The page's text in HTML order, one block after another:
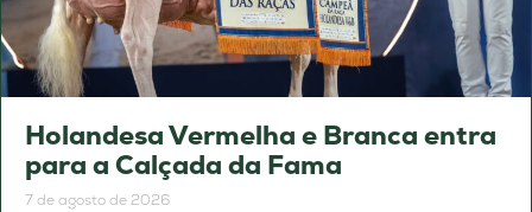
Holandesa Vermelha e Branca entra
para a Calçada da Fama
7 de agosto de 2026